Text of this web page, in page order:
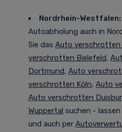
Nordrhein-Westfalen:
Autoabholung auch in
Sie das Auto verschrotten
verschrotten Bielefeld,
Dortmund, Auto
verschrotten Köln, Auto
Auto verschrotten
Wuppertal suchen - lassen
und auch per